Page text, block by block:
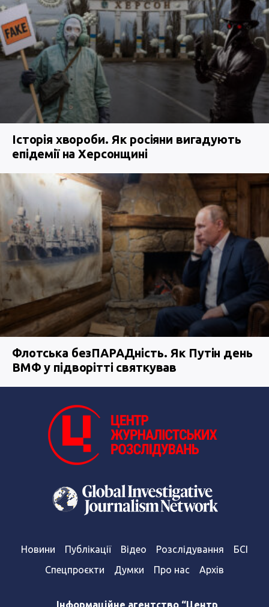
Історія хвороби. Як росіяни вигадують
епідемії на Херсонщині
Флотська безПАРАДність. Як Путін день
ВМФ у підворітті святкував
Новини Публікації Відео Розслідування
БСІ
Спецпроєкти
Думки Про нас Архів